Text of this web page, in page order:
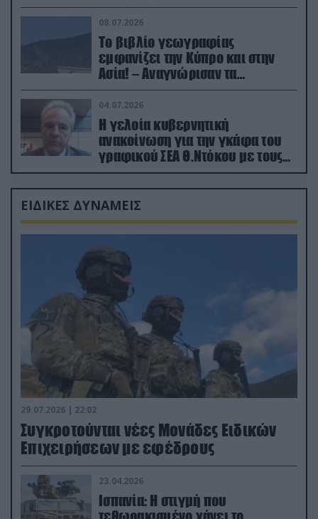
08.07.2026
Το βιβλίο γεωγραφίας
εμφανίζει την Κύπρο και στην
Ασία! – Αναγνώρισαν τα
κατεχόμενα; (φωτο)
04.07.2026
Η γελοία κυβερνητική
ανακοίνωση για την γκάφα του
γραφικού ΣΕΑ Θ.Ντόκου με τους
Ρώσους φαρσέρ
ΕΙΔΙΚΕΣ ΔΥΝΑΜΕΙΣ
29.07.2026 | 22:02
Συγκροτούνται νέες Μονάδες Ειδικών
Επιχειρήσεων με εφέδρους
23.04.2026
Ισπανία: Η στιγμή που